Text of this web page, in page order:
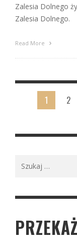
Zalesia Dolnego
Zalesia Dolnego.
Read More
1 2